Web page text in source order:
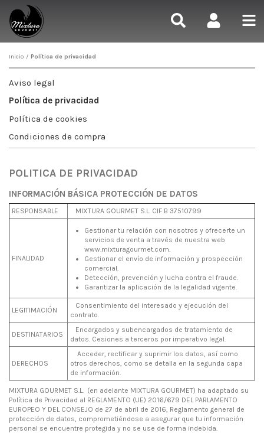
Inicio / Política de privacidad
Aviso legal
Política de privacidad
Política de cookies
Condiciones de compra
POLITICA DE PRIVACIDAD
INFORMACIÓN BÁSICA PROTECCIÓN DE DATOS
RESPONSABLE MIXTURA GOURMET S.L. CIF B 37510799
FINALIDAD
Gestionar tu relación con nosotros y ofrecerte un
servicios de venta a través de nuestra web
www.mixturagourmet.com.
Gestionar el envío de información y prospección
comercial.
Detección, prevención y lucha contra el fraude.
Garantizar la aplicación de la legalidad vigente.
LEGITIMACIÓN
Consentimiento del interesado y ejecución del
contrato.
DESTINATARIOS
Encargados y subencargados de tratamiento de
datos. Cesiones a terceros por imperativo legal.
DERECHOS
Acceder, rectificar y suprimir los datos, así como
otros derechos, como se detalla en la segunda capa
de información.
MIXTURA GOURMET S.L. (en adelante MIXTURA GOURMET) ha adaptado su
Política de Privacidad al REGLAMENTO (UE) 2016/679 DEL PARLAMENTO
EUROPEO Y DEL CONSEJO de 27 de abril de 2016, Reglamento general de
protección de datos, comprometiéndose a asegurar que tu información
personal se encuentre protegida y no se use de forma indebida.